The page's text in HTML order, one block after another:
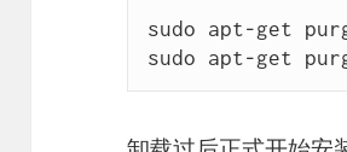
sudo apt-get
sudo apt-get